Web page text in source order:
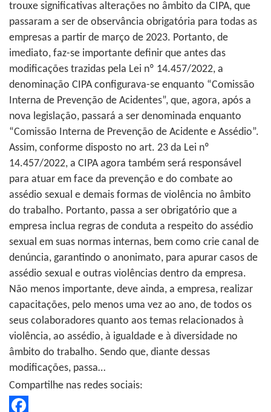
trouxe significativas alterações no âmbito da CIPA, que
passaram a ser de observância obrigatória para todas as
empresas a partir de março de 2023. Portanto, de
imediato, faz-se importante definir que antes das
modificações trazidas pela Lei nº 14.457/2022, a
denominação CIPA configurava-se enquanto “Comissão
Interna de Prevenção de Acidentes”, que, agora, após a
nova legislação, passará a ser denominada enquanto
“Comissão Interna de Prevenção de Acidente e Assédio”.
Assim, conforme disposto no art. 23 da Lei nº
14.457/2022, a CIPA agora também será responsável
para atuar em face da prevenção e do combate ao
assédio sexual e demais formas de violência no âmbito
do trabalho. Portanto, passa a ser obrigatório que a
empresa inclua regras de conduta a respeito do assédio
sexual em suas normas internas, bem como crie canal de
denúncia, garantindo o anonimato, para apurar casos de
assédio sexual e outras violências dentro da empresa.
Não menos importante, deve ainda, a empresa, realizar
capacitações, pelo menos uma vez ao ano, de todos os
seus colaboradores quanto aos temas relacionados à
violência, ao assédio, à igualdade e à diversidade no
âmbito do trabalho. Sendo que, diante dessas
modificações, passa…
Compartilhe nas redes sociais: